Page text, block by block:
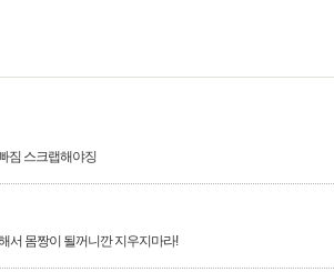
짐 스크랩해야징
서 몸짱이 될꺼니깐 지우지마라!